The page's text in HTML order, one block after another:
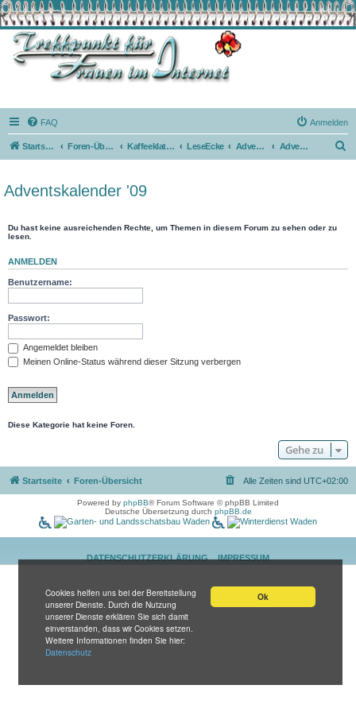
Ok
Cookies helfen uns bei der Bereitstellung
unserer Dienste. Durch die Nutzung
unserer Dienste erklären Sie sich damit
einverstanden, dass wir Cookies setzen.
Weitere Informationen finden Sie hier:
Datenschutz
FAQ Anmelden
Startseite Foren-Übersicht Kaffeeklatsch LeseEcke AdventsKalender Adventskalender '09
Adventskalender '09
Du hast keine ausreichenden Rechte, um Themen in diesem Forum zu sehen oder zu
lesen.
ANMELDEN
Benutzername:
Passwort:
Angemeldet bleiben
Meinen Online-Status während dieser Sitzung verbergen
Diese Kategorie hat keine Foren.
Gehe zu
Startseite Foren-Übersicht Alle Zeiten sind UTC+02:00
Powered by phpBB® Forum Software © phpBB Limited
Deutsche Übersetzung durch phpBB.de
DATENSCHUTZERKLÄRUNG IMPRESSUM